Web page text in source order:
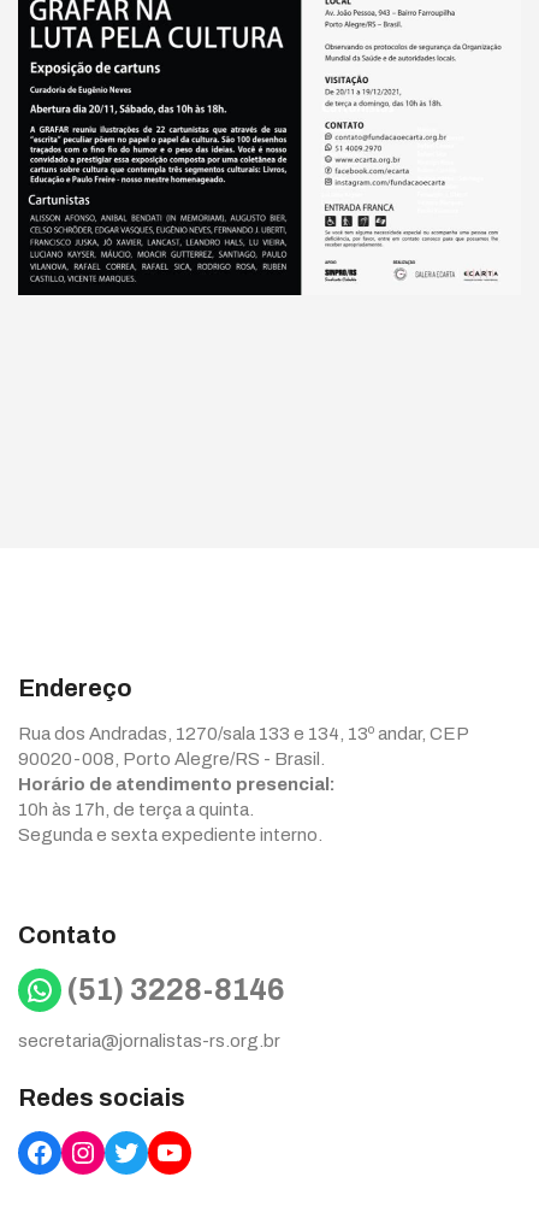
Endereço
Rua dos Andradas, 1270/sala 133 e 134, 13º andar, CEP
90020-008, Porto Alegre/RS - Brasil.
Horário de atendimento presencial:
10h às 17h, de terça a quinta.
Segunda e sexta expediente interno.
Contato
WhatsApp
(51) 3228-8146
secretaria@jornalistas-rs.org.br
Redes sociais
Facebook
Instagram
TwitterYouTube